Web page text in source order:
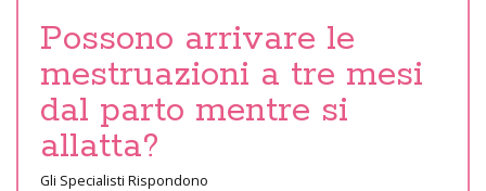
Possono arrivare le
mestruazioni a tre mesi
dal parto mentre si
allatta?
Gli Specialisti Rispondono